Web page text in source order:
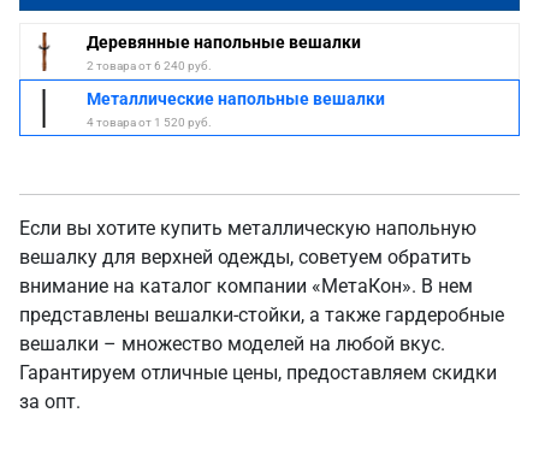
Деревянные напольные вешалки
2 товара от 6 240 руб.
Металлические напольные вешалки
4 товара от 1 520 руб.
Если вы хотите купить металлическую напольную
вешалку для верхней одежды, советуем обратить
внимание на каталог компании «МетаКон». В нем
представлены вешалки-стойки, а также гардеробные
вешалки – множество моделей на любой вкус.
Гарантируем отличные цены, предоставляем скидки
за опт.